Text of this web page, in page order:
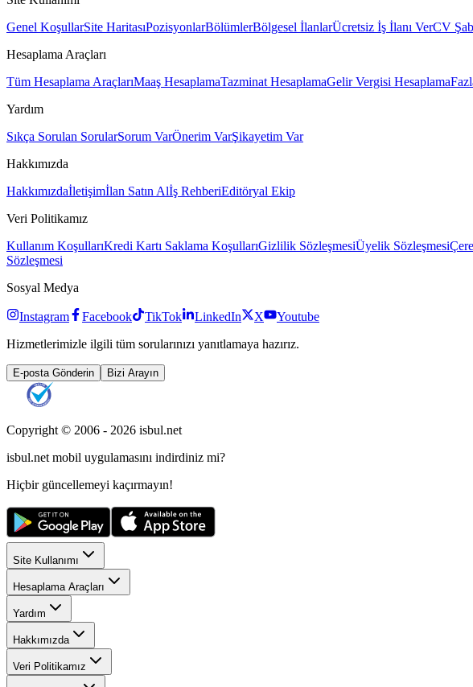
Genel KoşullarSite HaritasıPozisyonlarBölümlerBölgesel İlanlarÜcretsiz İş İlanı VerCV
Hesaplama Araçları
Tüm Hesaplama AraçlarıMaaş HesaplamaTazminat HesaplamaGelir Vergisi Hesaplama
Yardım
Sıkça Sorulan SorularSorum VarÖnerim VarŞikayetim Var
Hakkımızda
Hakkımızdaİletişimİlan Satın Alİş RehberiEditöryal Ekip
Veri Politikamız
Kullanım KoşullarıKredi Kartı Saklama KoşullarıGizlilik SözleşmesiÜyelik Sözleşmesi
Sözleşmesi
Sosyal Medya
Instagram Facebook TikTok LinkedIn X
Youtube
Hizmetlerimizle ilgili tüm sorularınızı yanıtlamaya hazırız.
E-posta Gönderin Bizi Arayın
Copyright © 2006 - 2026 isbul.net
isbul.net mobil uygulamasını indirdiniz mi?
Hiçbir güncellemeyi kaçırmayın!
Site Kullanımı
Hesaplama Araçları
Yardım
Hakkımızda
Veri Politikamız